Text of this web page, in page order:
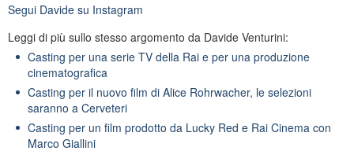
Segui Davide su Instagram
Leggi di più sullo stesso argomento da Davide Venturini:
Casting per una serie TV della Rai e per una produzione
cinematografica
Casting per il nuovo film di Alice Rohrwacher, le selezioni
saranno a Cerveteri
Casting per un film prodotto da Lucky Red e Rai Cinema con
Marco Giallini